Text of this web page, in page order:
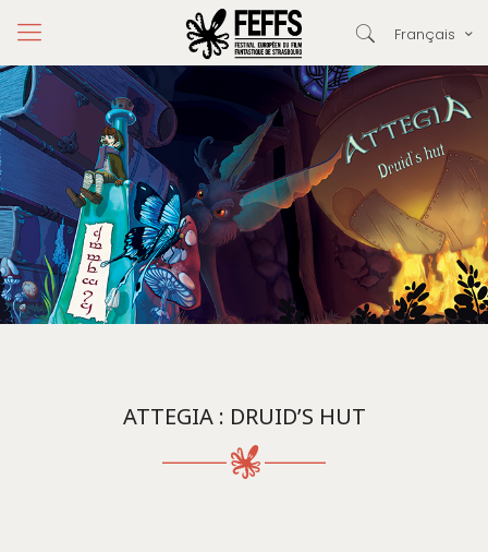
Français
ATTEGIA : DRUID’S HUT